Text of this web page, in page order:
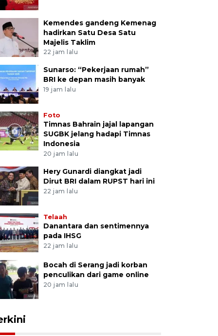
Kemendes gandeng Kemenag
hadirkan Satu Desa Satu
Majelis Taklim
22 jam lalu
Sunarso: “Pekerjaan rumah”
BRI ke depan masih banyak
19 jam lalu
Foto
Timnas Bahrain jajal lapangan
SUGBK jelang hadapi Timnas
Indonesia
20 jam lalu
Hery Gunardi diangkat jadi
Dirut BRI dalam RUPST hari ini
22 jam lalu
Telaah
Danantara dan sentimennya
pada IHSG
22 jam lalu
Bocah di Serang jadi korban
penculikan dari game online
20 jam lalu